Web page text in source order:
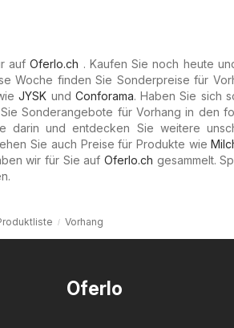
aufOferlo.ch . Kaufen Sie noch heute
Woche finden Sie Sonderpreise für
JYSK und Conforama. Haben Sie sich
Sonderangebote für Vorhang in den
darin und entdecken Sie weitere
Sie auch Preise für Produkte wie
wir für Sie aufOferlo.ch gesammelt.
Vorhang
Oferlo